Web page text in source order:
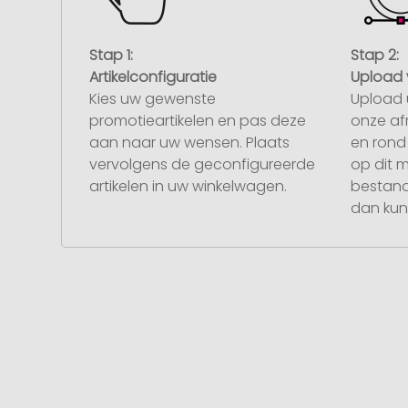
Stap 1:
Artikelconfiguratie
Kies uw gewenste
promotieartikelen en pas deze
aan naar uw wensen. Plaats
vervolgens de geconfigureerde
artikelen in uw winkelwagen.
Stap 2:
onze
en
op dit
dan